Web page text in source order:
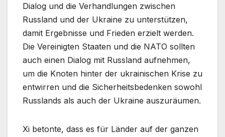
Dialog und die Verhandlungen zwischen
Russland und der Ukraine zu unterstützen,
damit Ergebnisse und Frieden erzielt werden.
Die Vereinigten Staaten und die NATO sollten
auch einen Dialog mit Russland aufnehmen,
um die Knoten hinter der ukrainischen Krise zu
entwirren und die Sicherheitsbedenken sowohl
Russlands als auch der Ukraine auszuräumen.
Xi betonte, dass es für Länder auf der ganzen